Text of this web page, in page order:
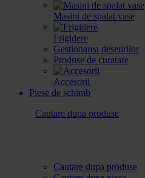
Masini de spalat vase
Frigidere
Gestionarea deseurilor
Produse de curatare
Accesorii
Piese de schimb
Cautare dupa produse
Cautare dupa produse